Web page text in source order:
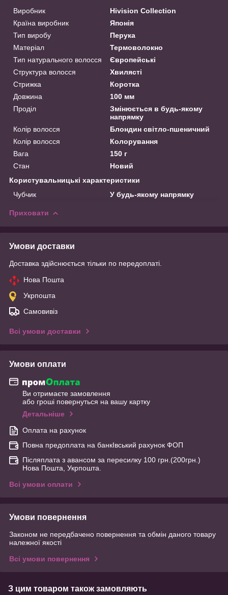
Виробник
Hivision Collection
Країна виробник
Японія
Тип виробу
Перука
Матеріал
Термоволокно
Тип натурального волосся
Європейські
Структура волосся
Хвилясті
Стрижка
Коротка
Довжина
100 мм
Проділ
Змінюється в будь-якому
напрямку
Колір волосся
Блондин світло-пшеничний
Колір волосся
Колорування
Вага
150 г
Стан
Новий
Користувальницькі характеристики
Чубчик
У будь-якому напрямку
Приховати
Умови доставки
Доставка здійснюється тільки по передоплаті.
Нова Пошта
Укрпошта
Самовивіз
Всі умови доставки
Умови оплати
Ви отримаєте замовлення
або гроші повернуться на вашу картку
Детальніше
Оплата на рахунок
Повна предоплата на банкІвський рахунок ФОП
Післяплата з авансом за пересилку 100 грн.(200грн.)
Нова Пошта, Укрпошта.
Всі умови оплати
Умови повернення
Законом не передбачено повернення та обмін даного товару
належної якості
Всі умови повернення
З цим товаром також замовляють